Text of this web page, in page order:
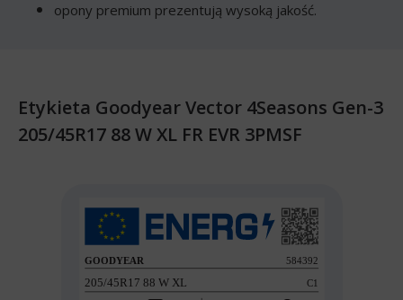
opony premium prezentują wysoką jakość.
Etykieta Goodyear Vector 4Seasons Gen-3
205/45R17 88 W XL FR EVR 3PMSF